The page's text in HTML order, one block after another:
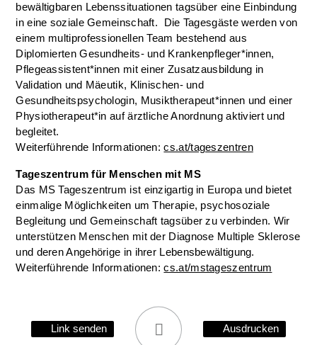
bewältigbaren Lebenssituationen tagsüber eine Einbindung
in eine soziale Gemeinschaft. Die Tagesgäste werden von
einem multiprofessionellen Team bestehend aus
Diplomierten Gesundheits- und Krankenpfleger*innen,
Pflegeassistent*innen mit einer Zusatzausbildung in
Validation und Mäeutik, Klinischen- und
Gesundheitspsychologin, Musiktherapeut*innen und einer
Physiotherapeut*in auf ärztliche Anordnung aktiviert und
begleitet.
Weiterführende Informationen:cs.at/tageszentren
Tageszentrum für Menschen mit MS
Das MS Tageszentrum ist einzigartig in Europa und bietet
einmalige Möglichkeiten um Therapie, psychosoziale
Begleitung und Gemeinschaft tagsüber zu verbinden. Wir
unterstützen Menschen mit der Diagnose Multiple Sklerose
und deren Angehörige in ihrer Lebensbewältigung.
Weiterführende Informationen:cs.at/mstageszentrum
Link senden Ausdrucken